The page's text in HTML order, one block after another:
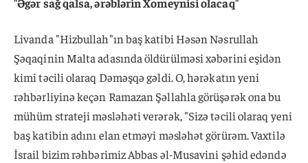
Livanda "Hizbullah"ın baş katibi Həsən Nəsrullah
Şəqaqinin Malta adasında öldürülməsi xəbərini eşidən
kimi təcili olaraq Dəməşqə gəldi. O, hərəkatın yeni
rəhbərliyinə keçən Ramazan Şəllahla görüşərək ona bu
mühüm strateji məsləhəti verərək, "Sizə təcili olaraq yeni
baş katibin adını elan etməyi məsləhət görürəm. Vaxtilə
İsrail bizim rəhbərimiz Abbas əl-Musavini şəhid edəndə